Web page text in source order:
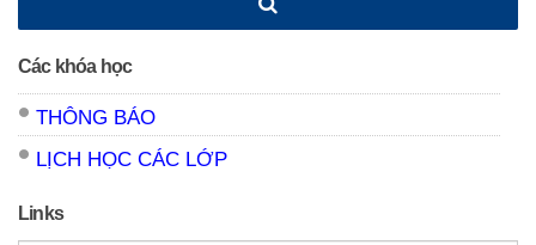
Các khóa học
THÔNG BÁO
LỊCH HỌC CÁC LỚP
Links